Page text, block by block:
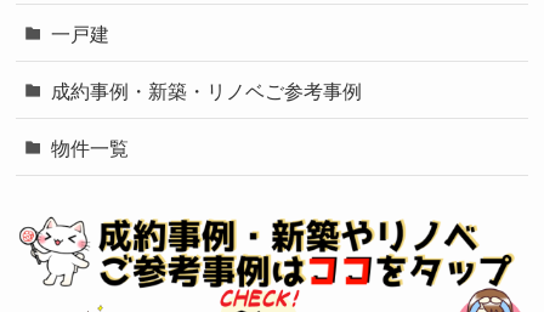
一戸建
成約事例・新築・リノベご参考事例
物件一覧